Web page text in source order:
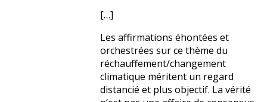
[…]
Les affirmations éhontées et
orchestrées sur ce thème du
réchauffement/changement
climatique méritent un regard
distancié et plus objectif. La vérité